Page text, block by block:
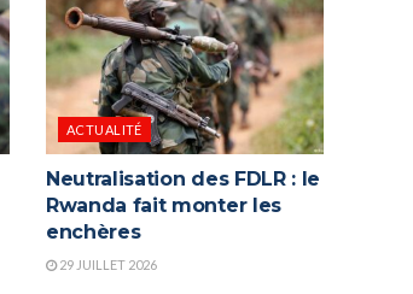
ACTUALITÉ
Neutralisation des FDLR : le
Rwanda fait monter les
enchères
29 JUILLET 2026